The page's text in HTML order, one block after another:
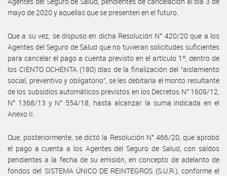
mayo de 2020 y aquellas que se presenten en el futuro.
Que a su vez, se dispuso en dicha Resolución N° 420/20 que a los
Agentes del Seguro de Salud que no tuvieran solicitudes suficientes
para cancelar el pago a cuenta previsto en el artículo 1º, dentro de
los CIENTO OCHENTA (180) días de la finalización del “aislamiento
social, preventivo y obligatorio”, se les debitaría el monto resultante
de los subsidios automáticos previstos en los Decretos N° 1609/12,
N° 1368/13 y N° 554/18, hasta alcanzar la suma indicada en el
Anexo II.
Que, posteriormente, se dictó la Resolución N° 466/20, que aprobó
el pago a cuenta a los Agentes del Seguro de Salud, con saldos
pendientes a la fecha de su emisión, en concepto de adelanto de
fondos del SISTEMA ÚNICO DE REINTEGROS (S.U.R.), conforme el